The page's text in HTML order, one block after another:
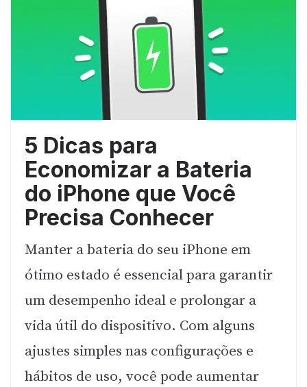
5 Dicas para
Economizar a Bateria
do iPhone que Você
Precisa Conhecer
Manter a bateria do seu iPhone em
ótimo estado é essencial para garantir
um desempenho ideal e prolongar a
vida útil do dispositivo. Com alguns
ajustes simples nas configurações e
hábitos de uso, você pode aumentar